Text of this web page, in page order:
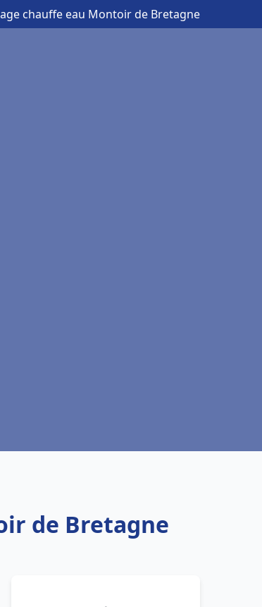
chauffe eau Montoir de Bretagne
de Bretagne